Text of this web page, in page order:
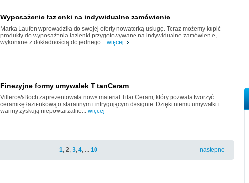
Wyposażenie łazienki na indywidualne zamówienie
Marka Laufen wprowadziła do swojej oferty nowatorką usługę. Teraz możemy kupić
produkty do wyposażenia łazienki przygotowywane na indywidualne zamówienie,
wykonane z dokładnością do jednego... więcej
Finezyjne formy umywalek TitanCeram
Villeroy&Boch zaprezentowała nowy materiał TitanCeram, który pozwala tworzyć
ceramikę łazienkową o starannym i intrygującym designie. Dzięki niemu umywalki i
wanny zyskują niepowtarzalne... więcej
1, 2, 3, 4, ... 10 nastepne